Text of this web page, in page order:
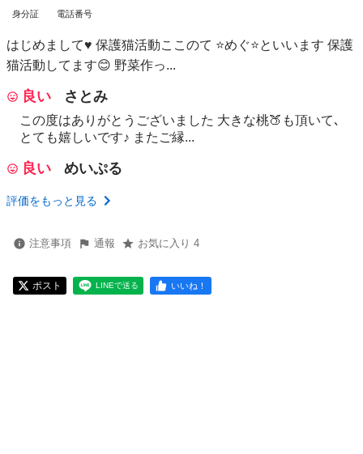
身分証 電話番号
はじめまして♥ 保護猫活動ここのて ⭐️めぐ⭐️といいます 保護
猫活動してます😊 野菜作っ...
良い さとみ
この度はありがとうございました 大きな桃🍑も頂いて､
とても嬉しいです♪ またご縁...
良い めいぷる
評価をもっと見る
注意事項 通報 お気に入り 4
ポスト LINEで送る いいね！